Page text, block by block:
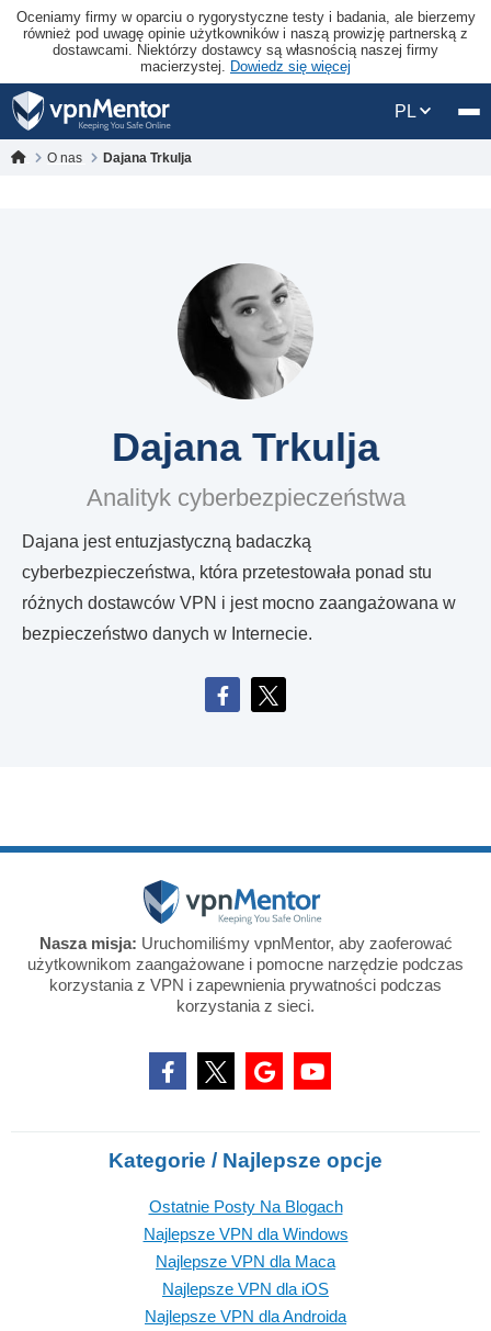
Oceniamy firmy w oparciu o rygorystyczne testy i badania, ale bierzemy
również pod uwagę opinie użytkowników i naszą prowizję partnerską z
dostawcami. Niektórzy dostawcy są własnością naszej firmy
macierzystej. Dowiedz się więcej
PL
O nas Dajana Trkulja
Dajana Trkulja
Analityk cyberbezpieczeństwa
Dajana jest entuzjastyczną badaczką
cyberbezpieczeństwa, która przetestowała ponad stu
różnych dostawców VPN i jest mocno zaangażowana w
bezpieczeństwo danych w Internecie.
Nasza misja: Uruchomiliśmy vpnMentor, aby zaoferować
użytkownikom zaangażowane i pomocne narzędzie podczas
korzystania z VPN i zapewnienia prywatności podczas
korzystania z sieci.
Kategorie / Najlepsze opcje
Ostatnie Posty Na Blogach
Najlepsze VPN dla Windows
Najlepsze VPN dla Maca
Najlepsze VPN dla iOS
Najlepsze VPN dla Androida